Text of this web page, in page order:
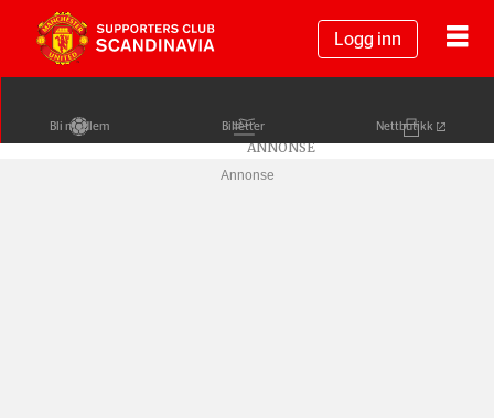
Logg inn
Bli medlem Billetter Nettbutikk
Annonse